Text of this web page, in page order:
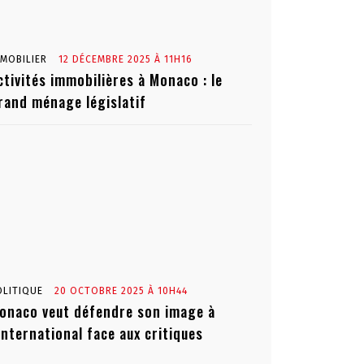
12 DÉCEMBRE 2025 À 11H16
immobilières à Monaco : le
ménage législatif
20 OCTOBRE 2025 À 10H44
veut défendre son image à
face aux critiques